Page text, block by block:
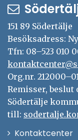
151 89 Södertälje
Besöksadress:
Tfn: 08–523 010
Org.nr.
Remisser,
Södertälje
till:
Kontaktcenter